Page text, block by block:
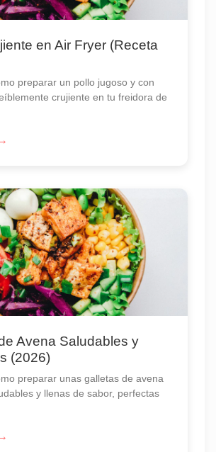
en Air Fryer (Receta
preparar un pollo jugoso y con
crujiente en tu freidora de
Avena Saludables y
(2026)
preparar unas galletas de avena
y llenas de sabor, perfectas